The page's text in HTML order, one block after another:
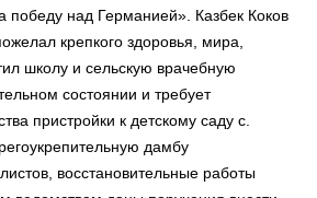
над Германией». Казбек Коков
крепкого здоровья, мира,
школу и сельскую врачебную
состоянии и требует
пристройки к детскому саду с.
дамбу
восстановительные работы